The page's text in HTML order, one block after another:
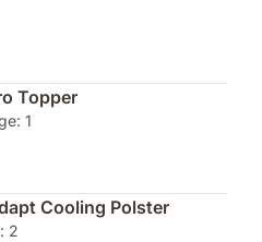
Topper
1
Cooling Polster
2